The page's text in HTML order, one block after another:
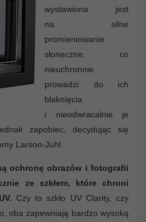
wystawiona jest
na silne
promieniowanie
słoneczne, co
nieuchronnie
prowadzi do ich
blaknięcia
i nieodwracalnie je
zapobiec, decydując się
Larson-Juhl.
ochronę obrazów i fotografii
ze szkłem, które chroni
Czy to szkło UV Clarity, czy
oba zapewniają bardzo wysoką